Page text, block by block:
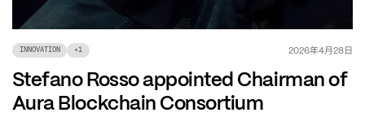
INNOVATION +1 2026年4月28日
Stefano Rosso appointed Chairman of
Aura Blockchain Consortium